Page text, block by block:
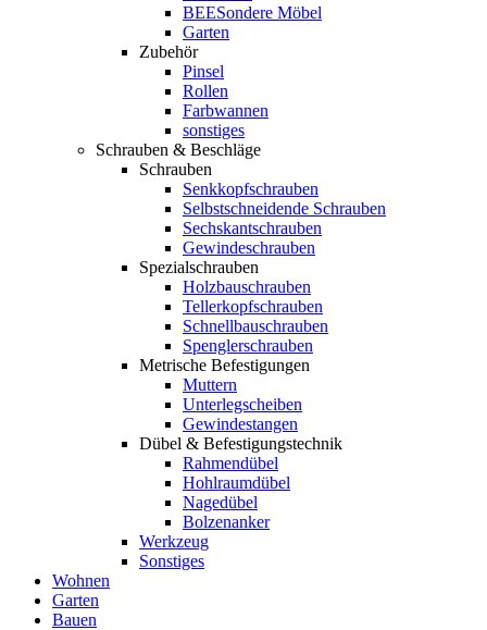
BEESondere Möbel
Garten
Zubehör
Pinsel
Rollen
Farbwannen
sonstiges
Schrauben & Beschläge
Schrauben
Senkkopfschrauben
Selbstschneidende Schrauben
Sechskantschrauben
Gewindeschrauben
Spezialschrauben
Holzbauschrauben
Tellerkopfschrauben
Schnellbauschrauben
Spenglerschrauben
Metrische Befestigungen
Muttern
Unterlegscheiben
Gewindestangen
Dübel & Befestigungstechnik
Rahmendübel
Hohlraumdübel
Nagedübel
Bolzenanker
Werkzeug
Sonstiges
Wohnen
Garten
Bauen